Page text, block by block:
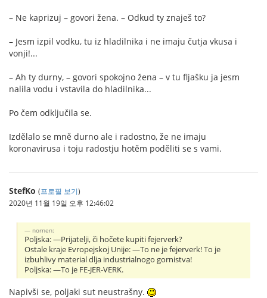
– Ne kaprizuj – govori žena. – Odkud ty znaješ to?
– Jesm izpil vodku, tu iz hladilnika i ne imaju čutja vkusa i
vonji!...
– Ah ty durny, – govori spokojno žena – v tu fljašku ja jesm
nalila vodu i vstavila do hladilnika...
Po čem odključila se.
Izdělalo se mně durno ale i radostno, že ne imaju
koronavirusa i toju radostju hotěm poděliti se s vami.
StefKo (프로필 보기)
2020년 11월 19일 오후 12:46:02
nornen:
Poljska: —Prijatelji, či hočete kupiti fejerverk?
Ostale kraje Evropejskoj Unije: —To ne je fejerverk! To je
izbuhlivy material dlja industrialnogo gornistva!
Poljska: —To je FE-JER-VERK.
Napivši se, poljaki sut neustrašny.